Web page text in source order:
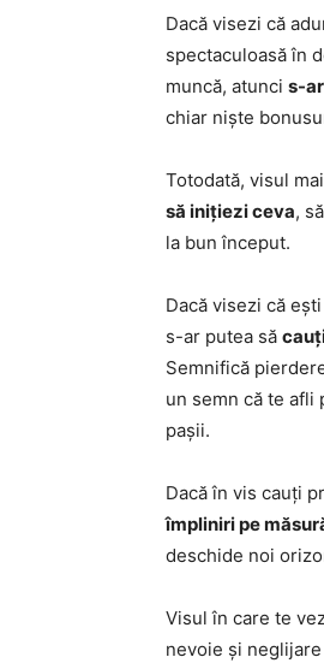
Dacă visezi că
spectaculoasă în
muncă, atunci s-
chiar niște
Totodată, visul
să inițiezi ceva,
la bun început.
Dacă visezi că
s-ar putea să
Semnifică
un semn că te afli
pașii.
Dacă în vis cauți
împliniri pe
deschide noi
Visul în care te
nevoie și